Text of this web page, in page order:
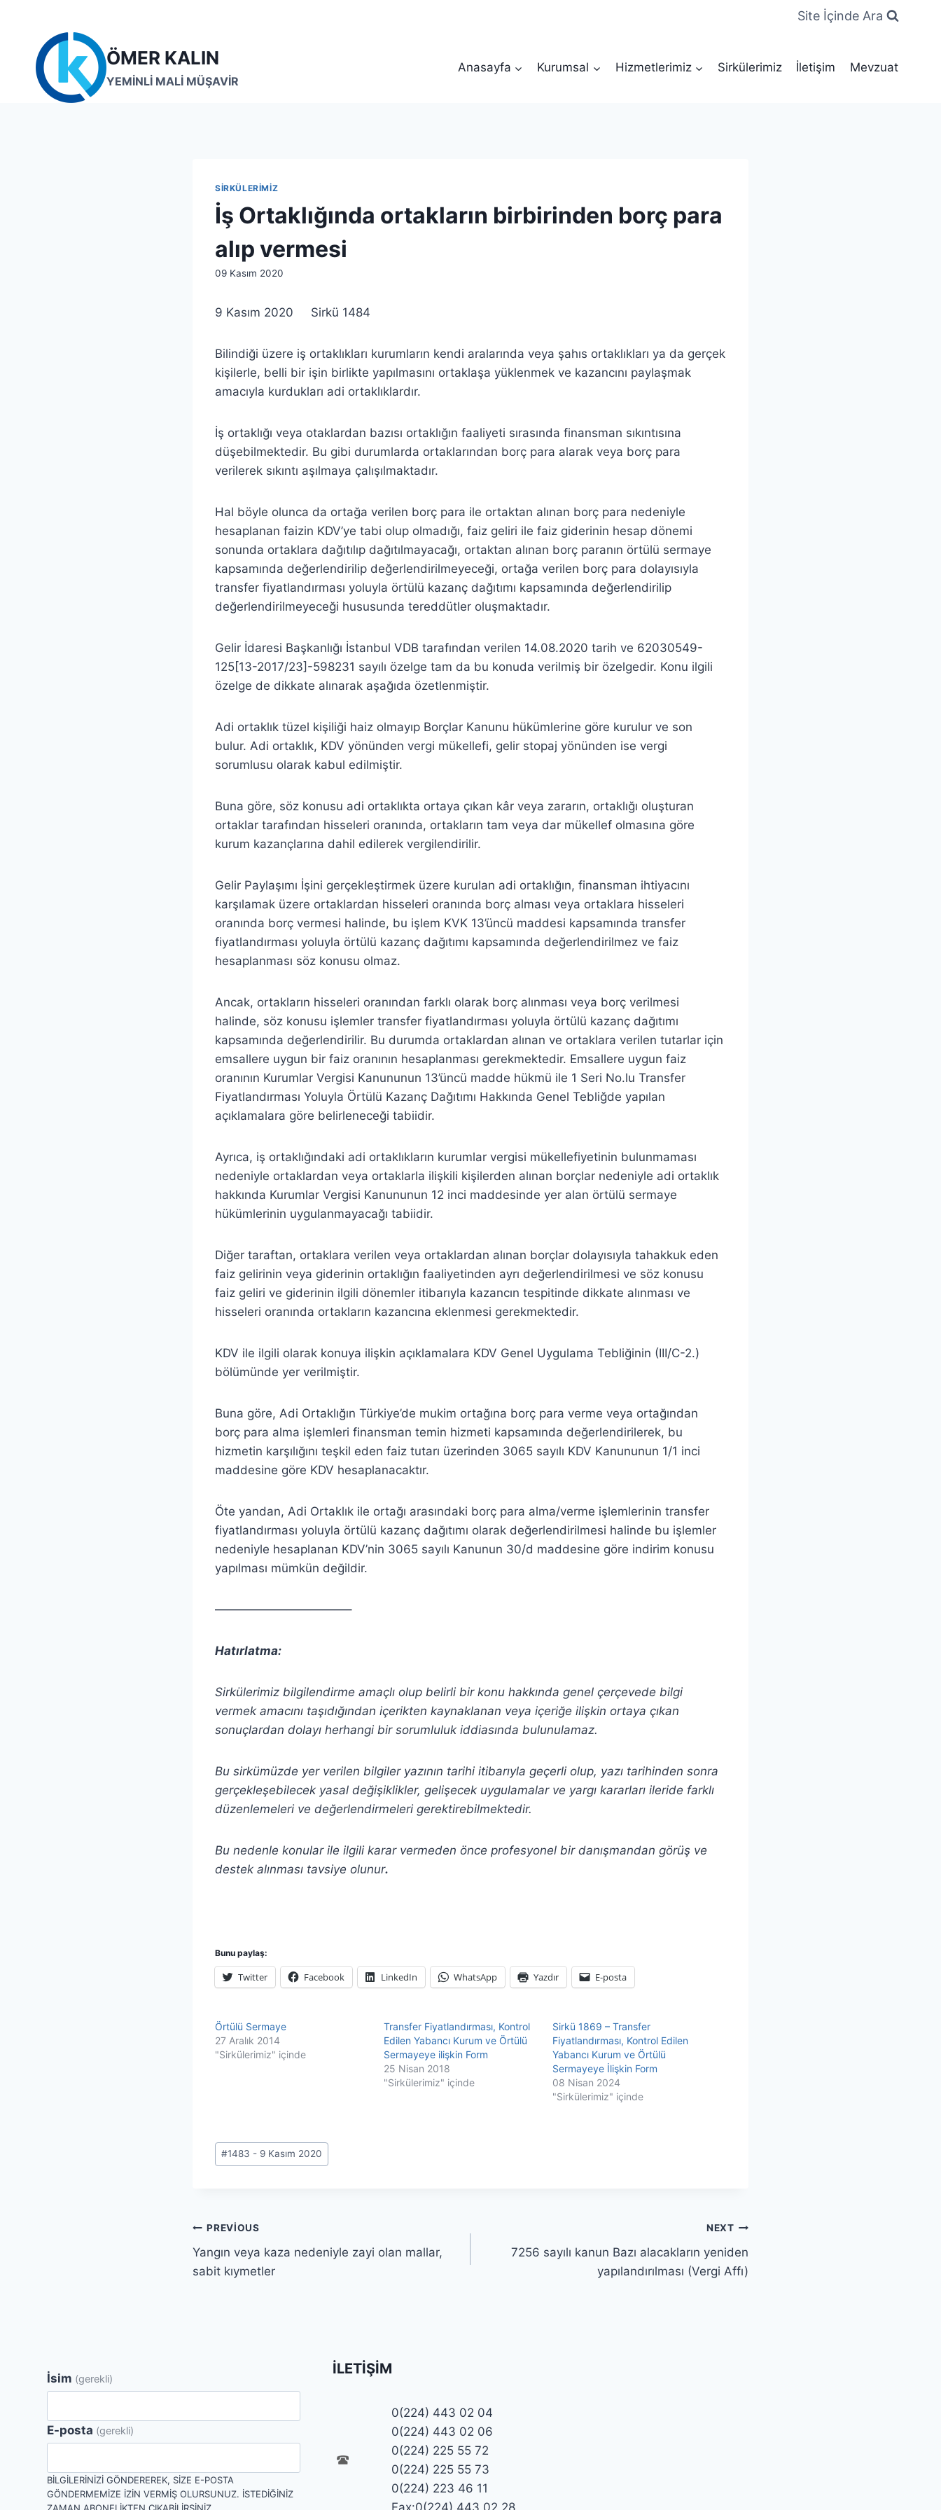
content
Site İçinde Ara
ÖMER KALIN
YEMİNLİ MALİ MÜŞAVİR
Anasayfa Kurumsal Hizmetlerimiz Sirkülerimiz İletişim Mevzuat
SIRKÜLERIMIZ
İş Ortaklığında ortakların birbirinden borç para
alıp vermesi
By
09 Kasım 2020
9 Kasım 2020 Sirkü 1484
Bilindiği üzere iş ortaklıkları kurumların kendi aralarında veya şahıs ortaklıkları ya da gerçek
kişilerle, belli bir işin birlikte yapılmasını ortaklaşa yüklenmek ve kazancını paylaşmak
amacıyla kurdukları adi ortaklıklardır.
İş ortaklığı veya otaklardan bazısı ortaklığın faaliyeti sırasında finansman sıkıntısına
düşebilmektedir. Bu gibi durumlarda ortaklarından borç para alarak veya borç para
verilerek sıkıntı aşılmaya çalışılmaktadır.
Hal böyle olunca da ortağa verilen borç para ile ortaktan alınan borç para nedeniyle
hesaplanan faizin KDV’ye tabi olup olmadığı, faiz geliri ile faiz giderinin hesap dönemi
sonunda ortaklara dağıtılıp dağıtılmayacağı, ortaktan alınan borç paranın örtülü sermaye
kapsamında değerlendirilip değerlendirilmeyeceği, ortağa verilen borç para dolayısıyla
transfer fiyatlandırması yoluyla örtülü kazanç dağıtımı kapsamında değerlendirilip
değerlendirilmeyeceği hususunda tereddütler oluşmaktadır.
Gelir İdaresi Başkanlığı İstanbul VDB tarafından verilen 14.08.2020 tarih ve 62030549-
125[13-2017/23]-598231 sayılı özelge tam da bu konuda verilmiş bir özelgedir. Konu ilgili
özelge de dikkate alınarak aşağıda özetlenmiştir.
Adi ortaklık tüzel kişiliği haiz olmayıp Borçlar Kanunu hükümlerine göre kurulur ve son
bulur. Adi ortaklık, KDV yönünden vergi mükellefi, gelir stopaj yönünden ise vergi
sorumlusu olarak kabul edilmiştir.
Buna göre, söz konusu adi ortaklıkta ortaya çıkan kâr veya zararın, ortaklığı oluşturan
ortaklar tarafından hisseleri oranında, ortakların tam veya dar mükellef olmasına göre
kurum kazançlarına dahil edilerek vergilendirilir.
Gelir Paylaşımı İşini gerçekleştirmek üzere kurulan adi ortaklığın, finansman ihtiyacını
karşılamak üzere ortaklardan hisseleri oranında borç alması veya ortaklara hisseleri
oranında borç vermesi halinde, bu işlem KVK 13’üncü maddesi kapsamında transfer
fiyatlandırması yoluyla örtülü kazanç dağıtımı kapsamında değerlendirilmez ve faiz
hesaplanması söz konusu olmaz.
Ancak, ortakların hisseleri oranından farklı olarak borç alınması veya borç verilmesi
halinde, söz konusu işlemler transfer fiyatlandırması yoluyla örtülü kazanç dağıtımı
kapsamında değerlendirilir. Bu durumda ortaklardan alınan ve ortaklara verilen tutarlar için
emsallere uygun bir faiz oranının hesaplanması gerekmektedir. Emsallere uygun faiz
oranının Kurumlar Vergisi Kanununun 13’üncü madde hükmü ile 1 Seri No.lu Transfer
Fiyatlandırması Yoluyla Örtülü Kazanç Dağıtımı Hakkında Genel Tebliğde yapılan
açıklamalara göre belirleneceği tabiidir.
Ayrıca, iş ortaklığındaki adi ortaklıkların kurumlar vergisi mükellefiyetinin bulunmaması
nedeniyle ortaklardan veya ortaklarla ilişkili kişilerden alınan borçlar nedeniyle adi ortaklık
hakkında Kurumlar Vergisi Kanununun 12 inci maddesinde yer alan örtülü sermaye
hükümlerinin uygulanmayacağı tabiidir.
Diğer taraftan, ortaklara verilen veya ortaklardan alınan borçlar dolayısıyla tahakkuk eden
faiz gelirinin veya giderinin ortaklığın faaliyetinden ayrı değerlendirilmesi ve söz konusu
faiz geliri ve giderinin ilgili dönemler itibarıyla kazancın tespitinde dikkate alınması ve
hisseleri oranında ortakların kazancına eklenmesi gerekmektedir.
KDV ile ilgili olarak konuya ilişkin açıklamalara KDV Genel Uygulama Tebliğinin (III/C-2.)
bölümünde yer verilmiştir.
Buna göre, Adi Ortaklığın Türkiye’de mukim ortağına borç para verme veya ortağından
borç para alma işlemleri finansman temin hizmeti kapsamında değerlendirilerek, bu
hizmetin karşılığını teşkil eden faiz tutarı üzerinden 3065 sayılı KDV Kanununun 1/1 inci
maddesine göre KDV hesaplanacaktır.
Öte yandan, Adi Ortaklık ile ortağı arasındaki borç para alma/verme işlemlerinin transfer
fiyatlandırması yoluyla örtülü kazanç dağıtımı olarak değerlendirilmesi halinde bu işlemler
nedeniyle hesaplanan KDV’nin 3065 sayılı Kanunun 30/d maddesine göre indirim konusu
yapılması mümkün değildir.
———————————–
Hatırlatma:
Sirkülerimiz bilgilendirme amaçlı olup belirli bir konu hakkında genel çerçevede bilgi
vermek amacını taşıdığından içerikten kaynaklanan veya içeriğe ilişkin ortaya çıkan
sonuçlardan dolayı herhangi bir sorumluluk iddiasında bulunulamaz.
Bu sirkümüzde yer verilen bilgiler yazının tarihi itibarıyla geçerli olup, yazı tarihinden sonra
gerçekleşebilecek yasal değişiklikler, gelişecek uygulamalar ve yargı kararları ileride farklı
düzenlemeleri ve değerlendirmeleri gerektirebilmektedir.
Bu nedenle konular ile ilgili karar vermeden önce profesyonel bir danışmandan görüş ve
destek alınması tavsiye olunur.
Bunu paylaş:
Twitter Facebook LinkedIn WhatsApp Yazdır E-posta
Örtülü Sermaye
27 Aralık 2014
"Sirkülerimiz" içinde
Transfer Fiyatlandırması, Kontrol
Edilen Yabancı Kurum ve Örtülü
Sermayeye ilişkin Form
25 Nisan 2018
"Sirkülerimiz" içinde
Sirkü 1869 – Transfer
Fiyatlandırması, Kontrol Edilen
Yabancı Kurum ve Örtülü
Sermayeye İlişkin Form
08 Nisan 2024
"Sirkülerimiz" içinde
Post
Tags:
#1483 - 9 Kasım 2020
Yazı
gezinmesi
PREVIOUS
Yangın veya kaza nedeniyle zayi olan mallar,
sabit kıymetler
NEXT
7256 sayılı kanun Bazı alacakların yeniden
yapılandırılması (Vergi Affı)
İsim (gerekli)
E-posta (gerekli)
BILGILERINIZI GÖNDEREREK, SIZE E-POSTA
GÖNDERMEMIZE IZIN VERMIŞ OLURSUNUZ. İSTEDIĞINIZ
ZAMAN ABONELIKTEN ÇIKABILIRSINIZ.
İLETIŞIM
0(224) 443 02 04
0(224) 443 02 06
0(224) 225 55 72
0(224) 225 55 73
0(224) 223 46 11
Fax:0(224) 443 02 28